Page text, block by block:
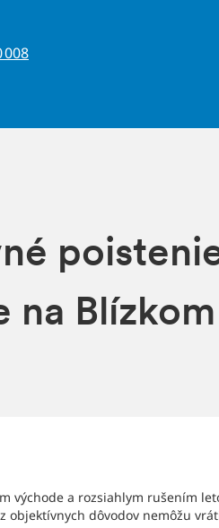
008
na
východe a rozsiahlym rušením
dôvodov nemôžu